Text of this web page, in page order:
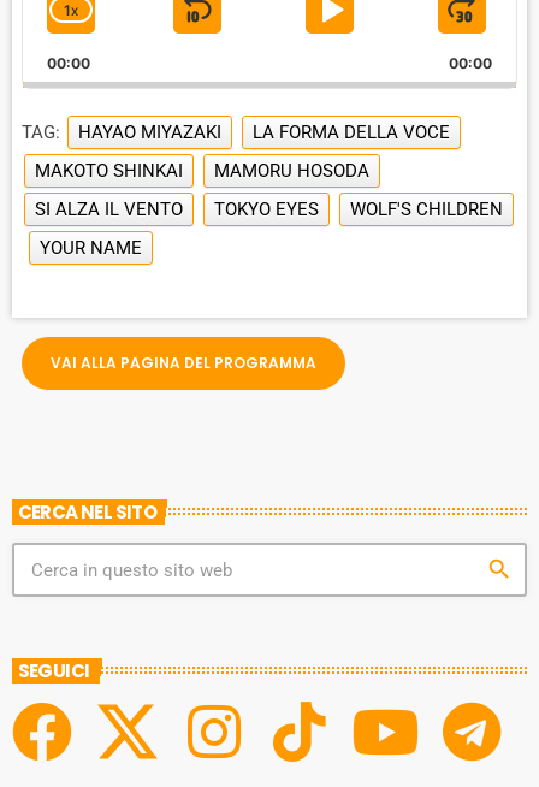
y
r
C
A
N
G
E
P
L
A
Y
B
K
R
1X
S
I
P
B
A
C
A
R
D
P
A
Y
P
A
U
J
U
M
O
R
R
00:00 00:00
TAG: HAYAO MIYAZAKI
LA FORMA DELLA VOCE
MAKOTO SHINKAI
MAMORU HOSODA
SI ALZA IL VENTO
TOKYO EYES
WOLF'S CHILDREN
YOUR NAME
VAI ALLA PAGINA DEL PROGRAMMA
CERCA NEL SITO
search
SEGUICI